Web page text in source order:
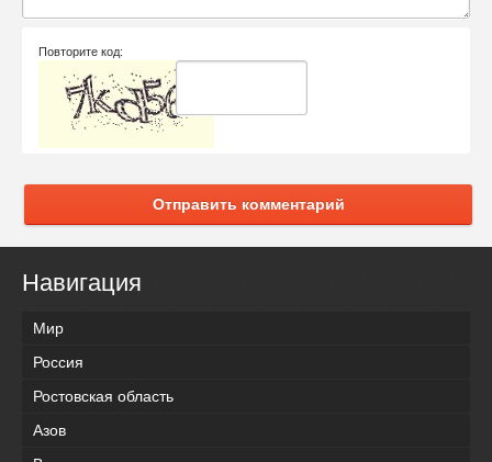
Повторите код:
Отправить комментарий
Навигация
Мир
Россия
Ростовская область
Азов